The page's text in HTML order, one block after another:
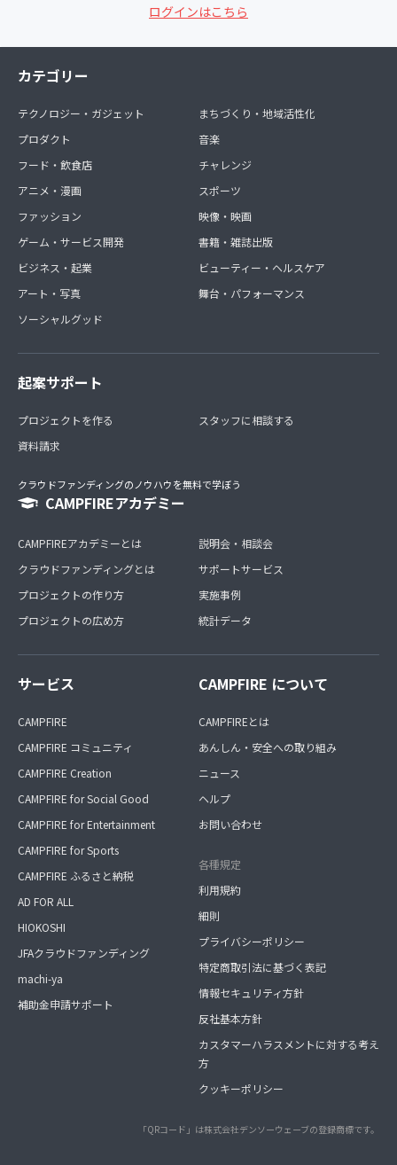
ログインはこちら
カテゴリー
テクノロジー・ガジェット
プロダクト
フード・飲食店
アニメ・漫画
ファッション
ゲーム・サービス開発
ビジネス・起業
アート・写真
ソーシャルグッド
まちづくり・地域活性化
音楽
チャレンジ
スポーツ
映像・映画
書籍・雑誌出版
ビューティー・ヘルスケア
舞台・パフォーマンス
起案サポート
プロジェクトを作る
資料請求
スタッフに相談する
クラウドファンディングのノウハウを無料で学ぼう
CAMPFIREアカデミー
CAMPFIREアカデミーとは
クラウドファンディングとは
プロジェクトの作り方
プロジェクトの広め方
説明会・相談会
サポートサービス
実施事例
統計データ
サービス
CAMPFIRE
CAMPFIRE コミュニティ
CAMPFIRE Creation
CAMPFIRE for Social Good
CAMPFIRE for Entertainment
CAMPFIRE for Sports
CAMPFIRE ふるさと納税
AD FOR ALL
HIOKOSHI
JFAクラウドファンディング
machi-ya
補助金申請サポート
CAMPFIRE について
CAMPFIREとは
あんしん・安全への取り組み
ニュース
ヘルプ
お問い合わせ
各種規定
利用規約
細則
プライバシーポリシー
特定商取引法に基づく表記
情報セキュリティ方針
反社基本方針
カスタマーハラスメントに対する考え
方
クッキーポリシー
「QRコード」は株式会社デンソーウェーブの登録商標です。